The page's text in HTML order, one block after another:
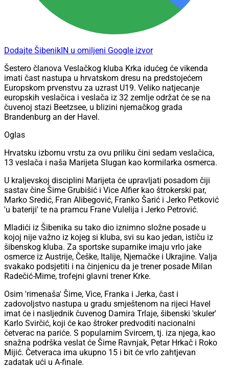
Dodajte ŠibenikIN u omiljeni Google izvor
Šestero članova Veslačkog kluba Krka idućeg će vikenda
imati čast nastupa u hrvatskom dresu na predstojećem
Europskom prvenstvu za uzrast U19. Veliko natjecanje
europskih veslačica i veslača iz 32 zemlje održat će se na
čuvenoj stazi Beetzsee, u blizini njemačkog grada
Brandenburg an der Havel.
Oglas
Hrvatsku izbornu vrstu za ovu priliku čini sedam veslačica,
13 veslača i naša Marijeta Slugan kao kormilarka osmerca.
U kraljevskoj disciplini Marijeta će upravljati posadom čiji
sastav čine Šime Grubišić i Vice Alfier kao štrokerski par,
Marko Sredić, Fran Alibegović, Franko Šarić i Jerko Petković
'u bateriji' te na pramcu Frane Vulelija i Jerko Petrović.
Mladići iz Šibenika su tako dio iznimno složne posade u
kojoj nije važno iz kojeg si kluba, svi su kao jedan, ističu iz
šibenskog kluba. Za sportske suparnike imaju vrlo jake
osmerce iz Austrije, Češke, Italije, Njemačke i Ukrajine. Valja
svakako podsjetiti i na činjenicu da je trener posade Milan
Radečić-Mime, trofejni glavni trener Krke.
Osim 'rimenaša' Šime, Vice, Franka i Jerka, čast i
zadovoljstvo nastupa u gradu smještenom na rijeci Havel
imat će i nasljednik čuvenog Damira Trlaje, šibenski 'skuler'
Karlo Svirčić, koji će kao štroker predvoditi nacionalni
četverac na pariće. S popularnim Svircem, tj. iza njega, kao
snažna podrška veslat će Šime Ravnjak, Petar Hrkač i Roko
Mijić. Četveraca ima ukupno 15 i bit će vrlo zahtjevan
zadatak ući u A-finale.